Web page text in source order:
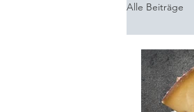
Alle Beiträge
Wie die